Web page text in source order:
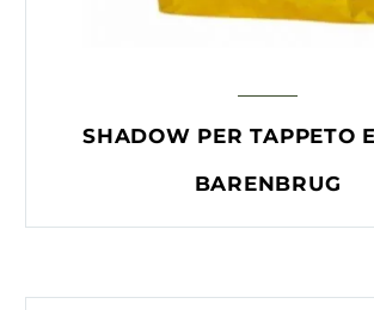
SHADOW PER TAPPETO
BARENBRUG